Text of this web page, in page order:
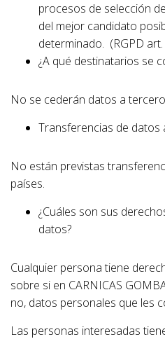
procesos de selección
del mejor candidato
determinado. (RGPD art.
¿A qué destinatarios se
No se cederán datos a
Transferencias de datos
No están previstas
países.
¿Cuáles son sus
datos?
Cualquier persona tiene
sobre si en CARNICAS
no, datos personales que les
Las personas interesadas